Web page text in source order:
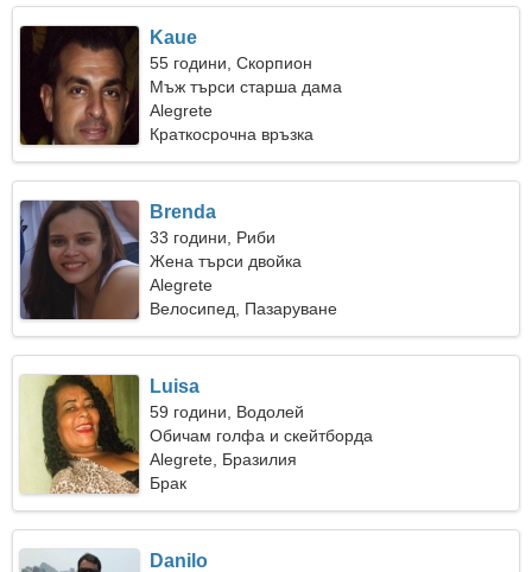
Kaue
55 години, Скорпион
Мъж търси старша дама
Alegrete
Краткосрочна връзка
Brenda
33 години, Риби
Жена търси двойка
Alegrete
Велосипед, Пазаруване
Luisa
59 години, Водолей
Обичам голфа и скейтборда
Alegrete, Бразилия
Брак
Danilo